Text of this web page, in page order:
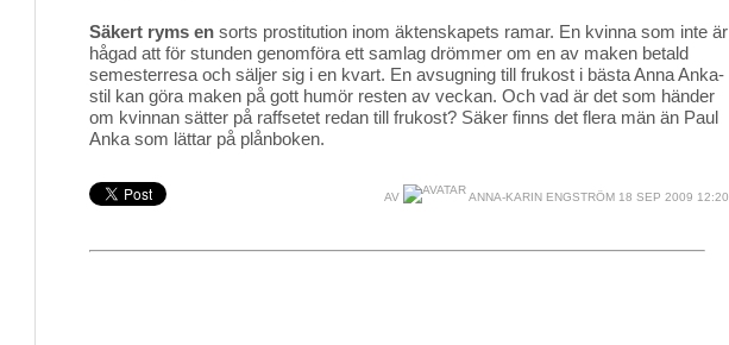
Säkert ryms en sorts prostitution inom äktenskapets ramar. En kvinna som inte är
hågad att för stunden genomföra ett samlag drömmer om en av maken betald
semesterresa och säljer sig i en kvart. En avsugning till frukost i bästa Anna Anka-
stil kan göra maken på gott humör resten av veckan. Och vad är det som händer
om kvinnan sätter på raffsetet redan till frukost? Säker finns det flera män än Paul
Anka som lättar på plånboken.
AV ANNA-KARIN ENGSTRÖM 18 SEP 2009 12:20